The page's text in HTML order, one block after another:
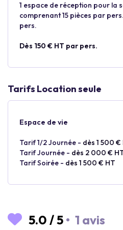
1 espace de réception pour la
comprenant 15 pièces par
pers.
Dès 150 € HT par pers.
Tarifs Location seule
Espace de vie
Tarif 1/2 Journée - dès 1 500 €
Tarif Journée - dès 2 000 €
Tarif Soirée - dès 1 500 € HT
5.0 /5 • 1 avis